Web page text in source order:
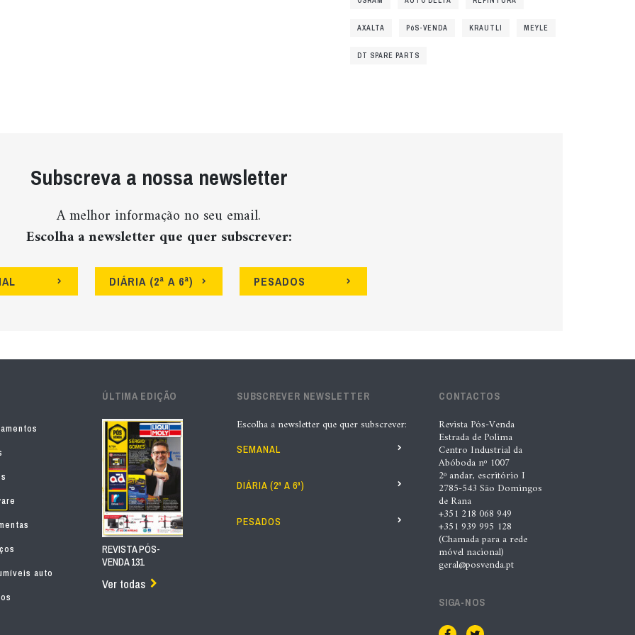
AXALTA PóS-VENDA KRAUTLI MEYLE
DT SPARE PARTS
Subscreva a nossa newsletter
A melhor informação no seu email.
Escolha a newsletter que quer subscrever:
DIÁRIA (2ª A 6ª) PESADOS
auto
ÚLTIMA EDIÇÃO
REVISTA PÓS-
VENDA 131
Ver todas
SUBSCREVER NEWSLETTER
Escolha a newsletter que quer subscrever:
SEMANAL
DIÁRIA (2ª A 6ª)
PESADOS
CONTACTOS
Revista Pós-Venda
Estrada de Polima
Centro Industrial da
Abóboda nº 1007
2º andar, escritório I
2785-543 São Domingos
de Rana
+351 218 068 949
+351 939 995 128
(Chamada para a rede
móvel nacional)
geral@posvenda.pt
SIGA-NOS